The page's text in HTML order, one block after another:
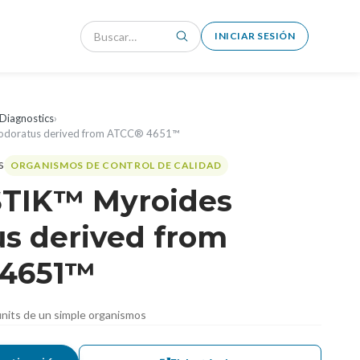
INICIAR SESIÓN
›
derived from ATCC® 4651™
ORGANISMOS DE CONTROL DE CALIDAD
Myroides
derived from
de un simple organismos